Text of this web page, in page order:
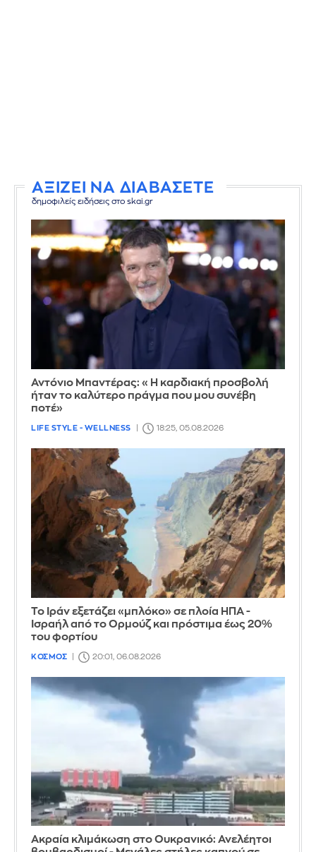
ΑΞΙΖΕΙ ΝΑ ΔΙΑΒΑΣΕΤΕ
δημοφιλείς ειδήσεις στο skai.gr
Αντόνιο Μπαντέρας: «Η καρδιακή προσβολή
ήταν το καλύτερο πράγμα που μου συνέβη
ποτέ»
LIFE STYLE - WELLNESS 18:25, 05.08.2026
Το Ιράν εξετάζει «μπλόκο» σε πλοία ΗΠΑ -
Ισραήλ από το Ορμούζ και πρόστιμα έως 20%
του φορτίου
ΚΟΣΜΟΣ 20:01, 06.08.2026
Ακραία κλιμάκωση στο Ουκρανικό: Ανελέητοι